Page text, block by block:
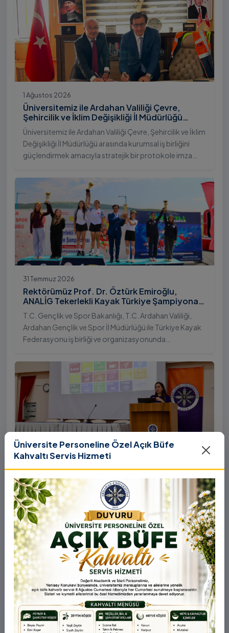
1 Ağustos 2026
Üniversitemiz ile Ardahan Valiliği Çevre,
Şehircilik ve İklim Değişikliği İl Müdürlüğü
Arasında İş Birliği Protokolü İmzalandı
Üniversitemiz ile Ardahan Valiliği Çevre, Şehircilik ve İklim
Değişikliği İl Müdürlüğü arasında kurumsal iş birliğini
güçlendirmek amacıyla stratejik bir protokole imza
31 Temmuz 2026
Rektörümüz Prof. Dr. Öztürk Emiroğlu,
ANALİG Tekerlekli Kayak Türkiye Şampiyonası
Ödül Töreni’ne Katıldı
T.C. Gençlik ve Spor Bakanlığı, T.C. Ardahan Valiliği,
Ardahan Gençlik ve Spor İl Müdürlüğü ile Türkiye Kayak
Federasyonu iş birliği ve organizasyonunda
Sezonu Tekerlekli Kayak Türkiye Şampiyonası, 30-31
Temmuz 2026 tarihlerinde Ardahan Üniversitesi Yenisey
Yerleşkesi ev sahipliğinde tamamlandı.
Üniversitemizde “Üniversitelerin İklim
Diplomasisindeki Rolü” Konulu Bilgilendirme
Toplantısı Yapıldı
Birleşmiş Milletler İklim Değişikliği Çerçeve Sözleşmesi
Taraflar Konferansı’nın 31. oturumu (COP31), ülkemiz
ev sahipliğinde 9-12 Kasım 2026 tarihleri arasında
Antalya’da gerçekleştirilecek. Bu kapsamda
Yükseköğretim Kurulu (YÖK), üniversitelerin akademik
katkı ve proje bildirimlerini koordine etme çağrısında
bulundu. Ardahan Üniversitesinde 31 Temmuz 2026
tarihinde bu çağrıya yönelik bir ön hazırlık toplantısı
düzenlendi.
Üniversite Personeline Özel Açık Büfe
Kahvaltı Servis Hizmeti